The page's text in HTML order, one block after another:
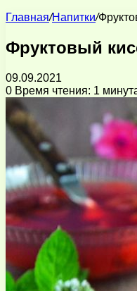
Главная/Напитки/
Фруктовый
09.09.2021
0 Время чтения: 1